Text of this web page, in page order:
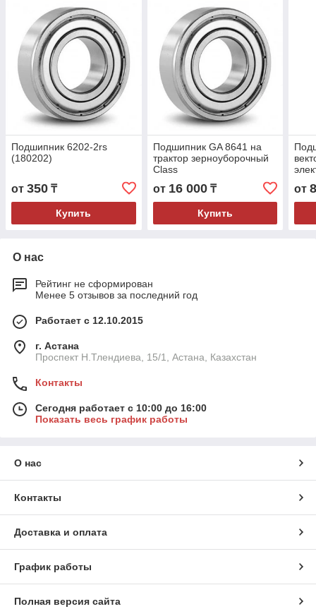
Подшипник 6202-2rs
(180202)
от 350 ₸
Купить
Подшипник GA 8641 на
трактор зерноуборочный
Class
от 16 000₸
Купить
от
О нас
Рейтинг не сформирован
Менее 5 отзывов за последний год
Работает с 12.10.2015
г. Астана
Проспект Н.Тлендиева, 15/1, Астана, Казахстан
Контакты
Сегодня работает с 10:00 до 16:00
Показать весь график работы
О нас
Контакты
Доставка и оплата
График работы
Полная версия сайта